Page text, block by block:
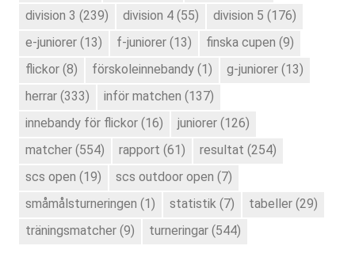
division 3 (239) division 4 (55) division 5 (176)
e-juniorer (13) f-juniorer (13) finska cupen (9)
flickor (8) förskoleinnebandy (1) g-juniorer (13)
herrar (333) inför matchen (137)
innebandy för flickor (16) juniorer (126)
matcher (554) rapport (61) resultat (254)
scs open (19) scs outdoor open (7)
småmålsturneringen (1) statistik (7) tabeller (29)
träningsmatcher (9) turneringar (544)